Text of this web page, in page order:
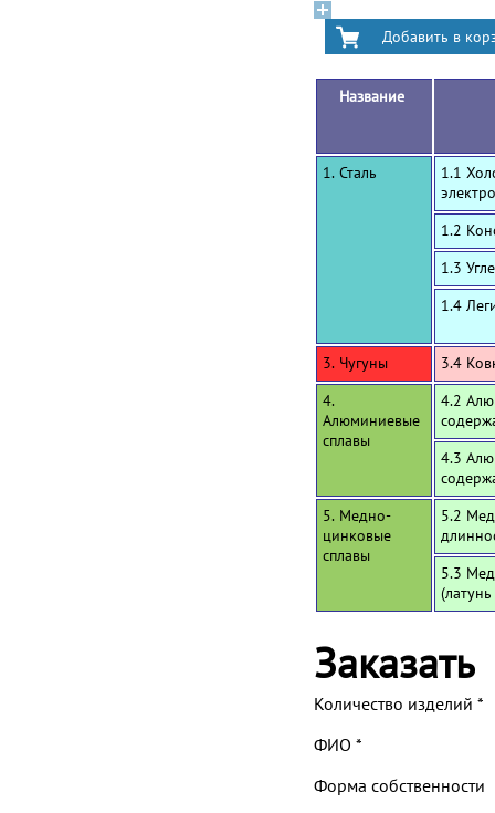
Название
1. Сталь
1.1
1.2
1.3
1.4
3. Чугуны
3.4
4.
Алюминиевые
сплавы
4.2
4.3
5. Медно-
цинковые
сплавы
5.2
5.3
Заказать
Количество изделий *
ФИО *
Форма собственности